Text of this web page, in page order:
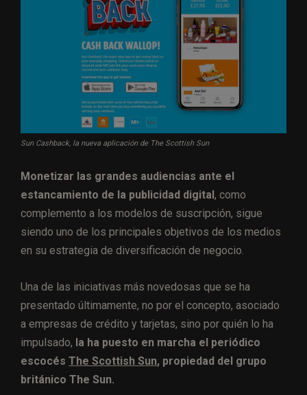
Sun Cashback, la nueva aplicación de The Scottish Sun
Monetizar las grandes audiencias ante el
estancamiento de la publicidad digital, como
complemento a los modelos de suscripción, sigue
siendo uno de los principales objetivos de los medios
en su estrategia de diversificación de negocio.
Una de las iniciativas más novedosas que se ha
presentado últimamente, no por el concepto, asociado
a empresas de crédito y tarjetas, sino por quién lo ha
impulsado, la ha puesto en marcha el periódico
escocés The Scottish Sun, propiedad del grupo
británico The Sun.